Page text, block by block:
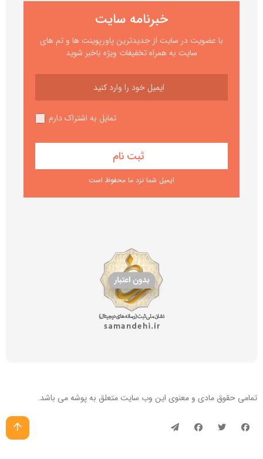
خبرنامه سایت
با عضویت در سایت از جدیدترین پاورپوینت ها و تم های
سایت به همراه تخفیفات ویژه باخبر شوید
تمایل به اشتراک دارم
ایمیل شما نزد ما محفوظ است
تمامی حقوق مادی و معنوی این وب سایتمتعلق به پوشه می باشد.